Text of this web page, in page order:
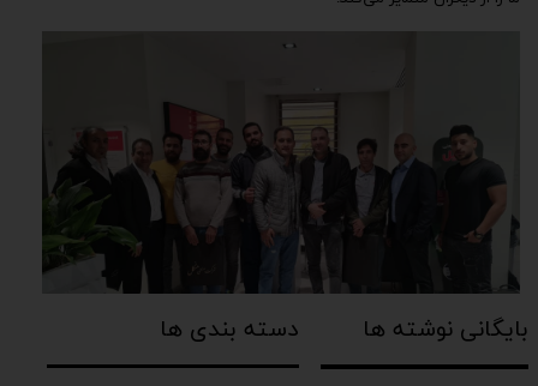
بایگانی نوشته ها دسته بندی ها